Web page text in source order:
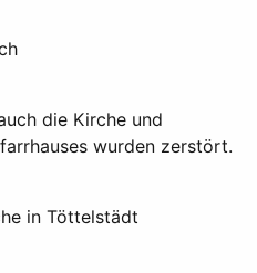
die Kirche und
wurden zerstört.
in Töttelstädt